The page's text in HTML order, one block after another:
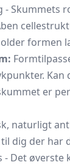
- Skummets
formen
Kan
er
naturligt
dig der har
- Det øverste